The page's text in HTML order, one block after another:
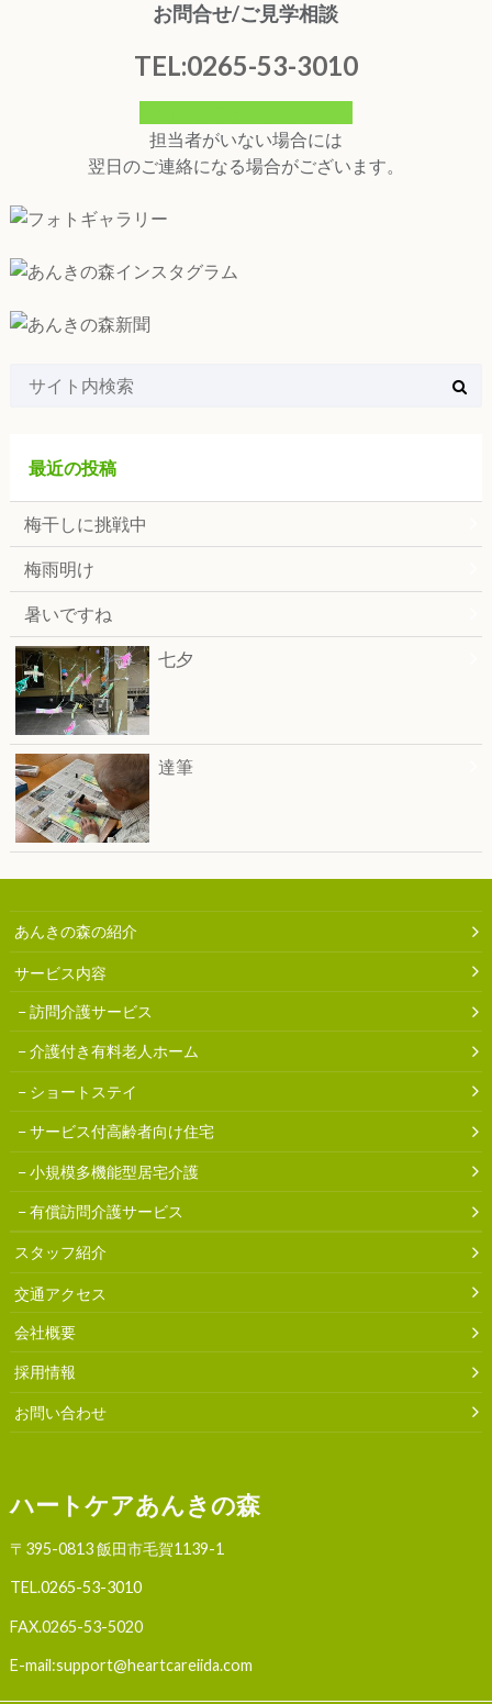
お問合せ/ご見学相談
TEL:0265-53-3010
担当者がいない場合には
翌日のご連絡になる場合がございます。
最近の投稿
梅干しに挑戦中
梅雨明け
暑いですね
七夕
達筆
あんきの森の紹介
サービス内容
訪問介護サービス
介護付き有料老人ホーム
ショートステイ
サービス付高齢者向け住宅
小規模多機能型居宅介護
有償訪問介護サービス
スタッフ紹介
交通アクセス
会社概要
採用情報
お問い合わせ
ハートケアあんきの森
〒395-0813 飯田市毛賀1139-1
TEL.0265-53-3010
FAX.0265-53-5020
E-mail:support@heartcareiida.com